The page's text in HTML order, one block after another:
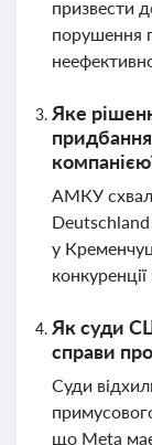
призвести
порушення
Яке
АМКУ
Deutschland
у
Як суди
справи
Суди
що Meta має